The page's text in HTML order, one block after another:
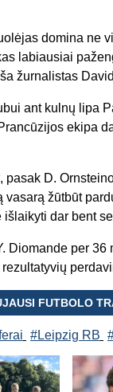
domina ne
labiausiai
žurnalistas
ant kulnų lipa
ekipa
pasak D.
vasarą žūtbūt
dar bent
Diomande per 36
FUTBOLO
#Leipzig RB